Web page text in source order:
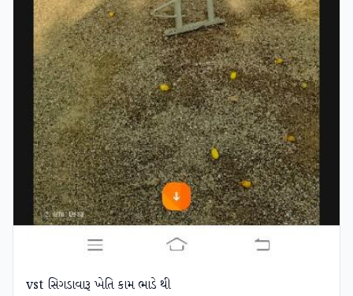
vst સિગડાવારૂ ખેતિ કામ ભાડે થી